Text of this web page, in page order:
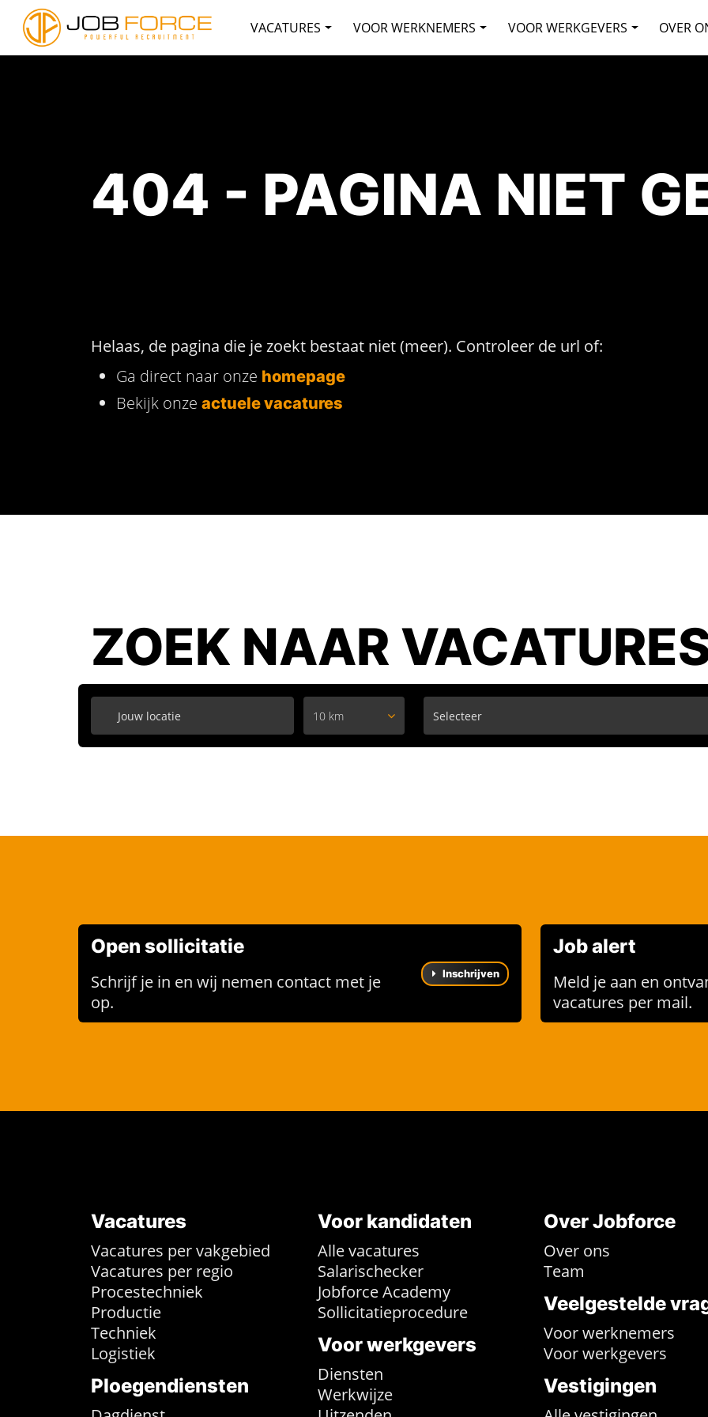
VACATURES VOOR WERKNEMERS VOOR WERKGEVERS OVER
404 - PAGINA NIET
Helaas, de pagina die je zoekt bestaat niet (meer). Controleer de url of:
Ga direct naar onze homepage
Bekijk onze actuele vacatures
ZOEK NAAR
10 km
Open sollicitatie
Schrijf je in en wij nemen contact met je
op.
Inschrijven
Job alert
Meld je aan en
vacatures per mail.
Vacatures
Vacatures per vakgebied
Vacatures per regio
Procestechniek
Productie
Techniek
Logistiek
Ploegendiensten
Voor kandidaten
Alle vacatures
Salarischecker
Jobforce Academy
Sollicitatieprocedure
Voor werkgevers
Diensten
Werkwijze
Over Jobforce
Over ons
Team
Veelgestelde
Voor werknemers
Voor werkgevers
Vestigingen